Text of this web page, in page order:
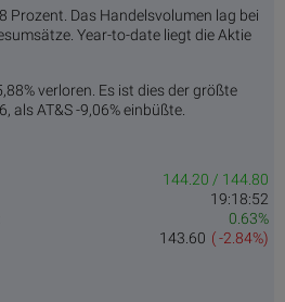
Prozent. Das Handelsvolumen lag bei
Year-to-date liegt die Aktie
verloren. Es ist dies der größte
als AT&S -9,06% einbüßte.
144.20 / 144.80
19:18:52
0.63%
( -2.84%)
143.60